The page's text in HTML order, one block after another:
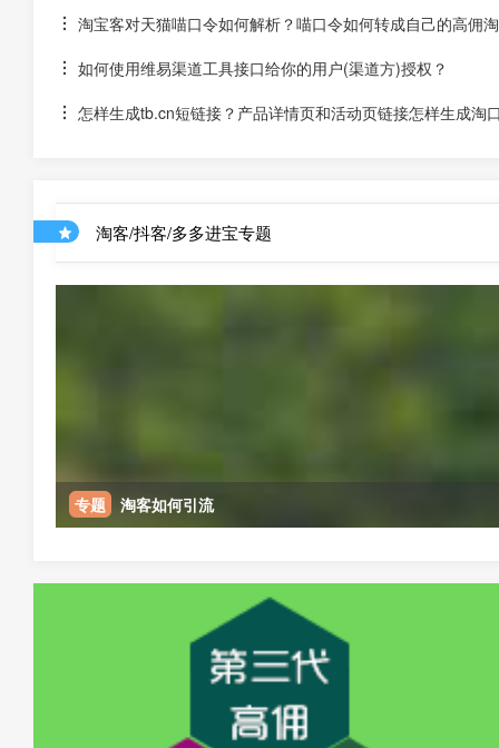
淘宝客对天猫喵口令如何解析？喵口令如何转成自己的高佣
如何使用维易渠道工具接口给你的用户(渠道方)授权？
怎样生成tb.cn短链接？产品详情页和活动页链接怎样生成淘
淘客/抖客/多多进宝专题
专题 淘客如何引流